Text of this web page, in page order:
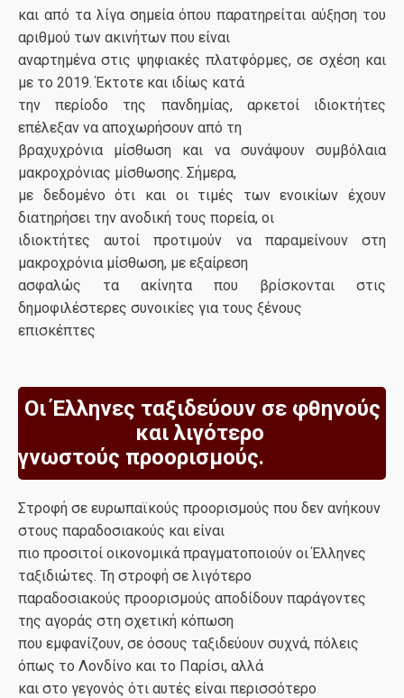
και από τα λίγα σημεία όπου παρατηρείται αύξηση του
αριθμού των ακινήτων που είναι
αναρτημένα στις ψηφιακές πλατφόρμες, σε σχέση και
με το 2019. Έκτοτε και ιδίως κατά
την περίοδο της πανδημίας, αρκετοί ιδιοκτήτες
επέλεξαν να αποχωρήσουν από τη
βραχυχρόνια μίσθωση και να συνάψουν συμβόλαια
μακροχρόνιας μίσθωσης. Σήμερα,
με δεδομένο ότι και οι τιμές των ενοικίων έχουν
διατηρήσει την ανοδική τους πορεία, οι
ιδιοκτήτες αυτοί προτιμούν να παραμείνουν στη
μακροχρόνια μίσθωση, με εξαίρεση
ασφαλώς τα ακίνητα που βρίσκονται στις
δημοφιλέστερες συνοικίες για τους ξένους
επισκέπτες
Οι Έλληνες ταξιδεύουν σε φθηνούς
και λιγότερο
γνωστούς προορισμούς.
Στροφή σε ευρωπαϊκούς προορισμούς που δεν ανήκουν
στους παραδοσιακούς και είναι
πιο προσιτοί οικονομικά πραγματοποιούν οι Έλληνες
ταξιδιώτες. Τη στροφή σε λιγότερο
παραδοσιακούς προορισμούς αποδίδουν παράγοντες
της αγοράς στη σχετική κόπωση
που εμφανίζουν, σε όσους ταξιδεύουν συχνά, πόλεις
όπως το Λονδίνο και το Παρίσι, αλλά
και στο γεγονός ότι αυτές είναι περισσότερο